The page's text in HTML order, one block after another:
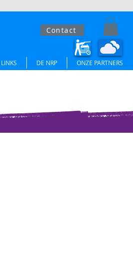
Contact
DE NRP ONZE PARTNERS